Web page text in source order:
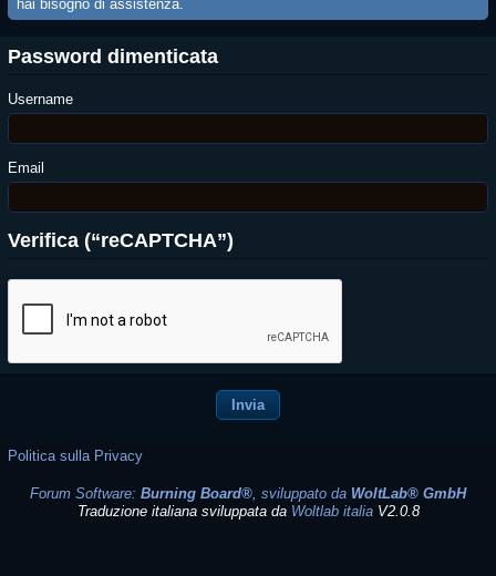
hai bisogno di assistenza.
Password dimenticata
Username
Email
Verifica (“reCAPTCHA”)
Politica sulla Privacy
Forum Software: Burning Board®, sviluppato da WoltLab® GmbH
Traduzione italiana sviluppata da Woltlab italiaV2.0.8